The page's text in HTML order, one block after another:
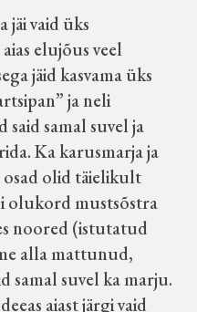
jäi vaid üks
elujõus veel
jäid kasvama üks
ja neli
said samal suvel ja
Ka karusmarja ja
osad olid täielikult
mustsõstra
noored (istutatud
alla mattunud,
samal suvel ka marju.
aiast järgi vaid